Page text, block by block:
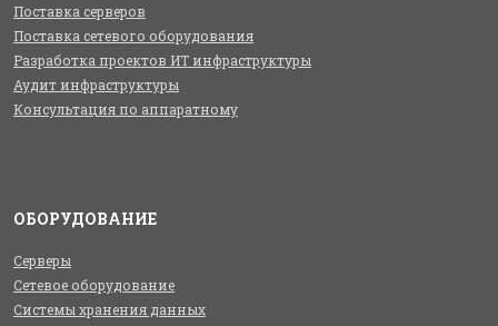
Поставка серверов
Поставка сетевого оборудования
Разработка проектов ИТ инфраструктуры
Аудит инфраструктуры
Консультация по аппаратному
ОБОРУДОВАНИЕ
Серверы
Сетевое оборудование
Системы хранения данных